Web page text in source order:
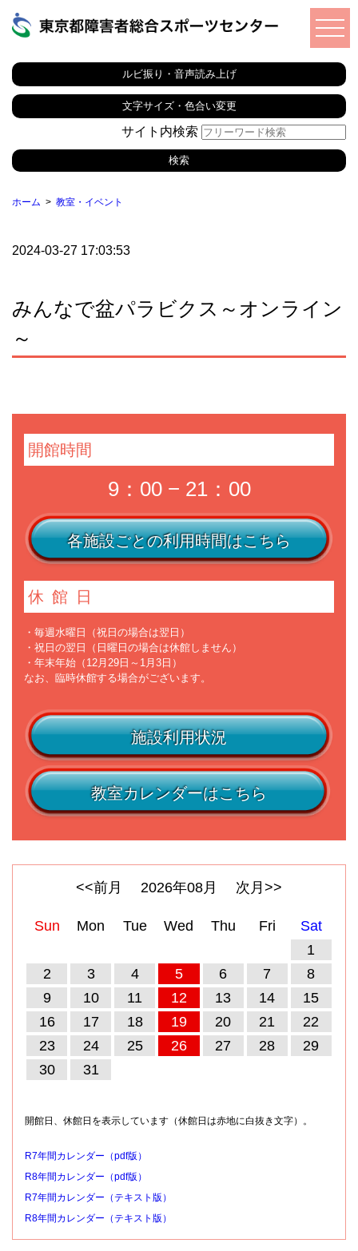
ルビ振り・音声読み上げ
文字サイズ・色合い変更
サイト内検索
ホーム 教室・イベント
2024-03-27 17:03:53
みんなで盆パラビクス～オンライン
～
開館時間
9：00 − 21：00
各施設ごとの利用時間はこちら
休館日
・毎週水曜日（祝日の場合は翌日）
・祝日の翌日（日曜日の場合は休館しません）
・年末年始（12月29日～1月3日）
なお、臨時休館する場合がございます。
施設利用状況
教室カレンダーはこちら
<<前月 2026年08月 次月>>
Sun Mon Tue Wed Thu Fri
Sat
1
2
3 4 5 6 7
8
9
10 11 12 13 14
15
16
17 18 19 20 21
22
23
24 25 26 27 28
29
30
31
開館日、休館日を表示しています（休館日は赤地に白抜き文字）。
R7年間カレンダー（pdf版）
R8年間カレンダー（pdf版）
R7年間カレンダー（テキスト版）
R8年間カレンダー（テキスト版）